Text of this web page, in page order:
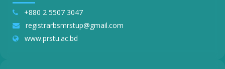
+880 2 5507 3047
registrarbsmrstup@gmail.com
www.prstu.ac.bd